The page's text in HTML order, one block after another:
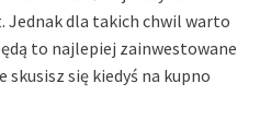
Jednak dla takich chwil warto
to najlepiej zainwestowane
skusisz się kiedyś na kupno